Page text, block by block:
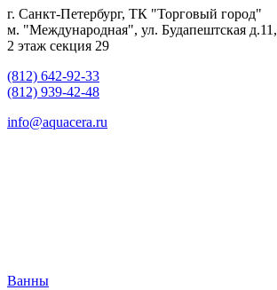
г. Санкт-Петербург, ТК "Торговый город"
м. "Международная", ул. Будапештская д.11,
2 этаж секция 29
(812) 642-92-33
(812) 939-42-48
info@aquacera.ru
Ванны